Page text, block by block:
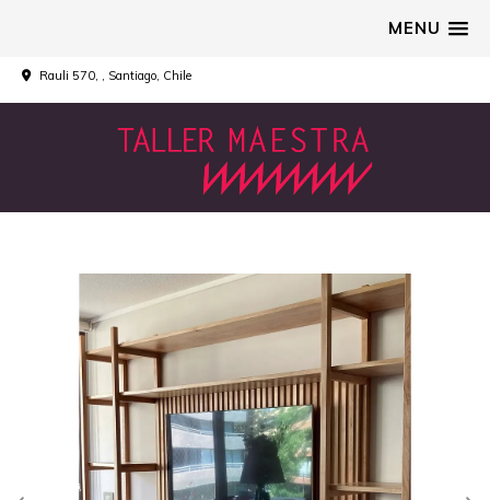
MENU
Rauli 570, , Santiago, Chile